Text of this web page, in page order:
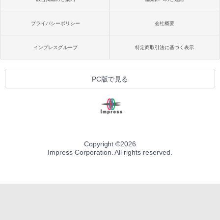
プライバシーポリシー 会社概要
インプレスグループ 特定商取引法に基づく表示
PC版で見る
Copyright ©2026
Impress Corporation. All rights reserved.